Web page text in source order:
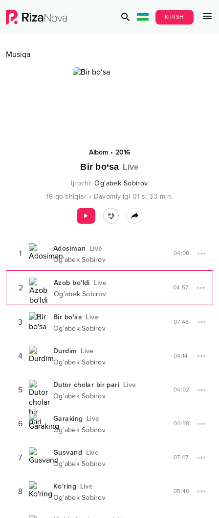
KIRISH
Musiqa
Albom • 2016
Bir bo‘sa Live
Ijrochi:Og'abek Sobirov
18 qo‘shiqlar • Davomiyligi 01 s. 33 min.
1 Adosiman Live
Og'abek Sobirov
04:08
2 Azob bo'ldi Live
Og'abek Sobirov
04:57
3 Bir bo'sa Live
Og'abek Sobirov
07:46
4 Durdim Live
Og'abek Sobirov
04:14
5 Dutor cholar bir pari Live
Og'abek Sobirov
04:02
6 Garaking Live
Og'abek Sobirov
04:58
7 Gusvand Live
Og'abek Sobirov
07:47
8 Ko'ring Live
Og'abek Sobirov
05:40